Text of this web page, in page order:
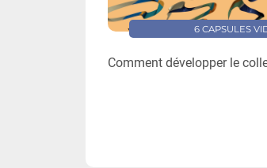
6 CAPSULES
Comment développer le